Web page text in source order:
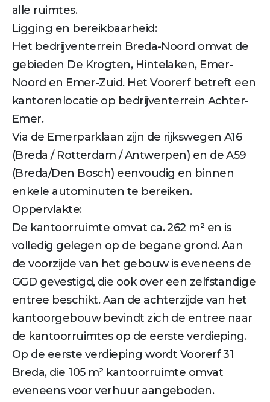
alle ruimtes.
Ligging en bereikbaarheid:
Het bedrijventerrein Breda-Noord omvat de
gebieden De Krogten, Hintelaken, Emer-
Noord en Emer-Zuid. Het Voorerf betreft een
kantorenlocatie op bedrijventerrein Achter-
Emer.
Via de Emerparklaan zijn de rijkswegen A16
(Breda / Rotterdam / Antwerpen) en de A59
(Breda/Den Bosch) eenvoudig en binnen
enkele autominuten te bereiken.
Oppervlakte:
De kantoorruimte omvat ca. 262 m² en is
volledig gelegen op de begane grond. Aan
de voorzijde van het gebouw is eveneens de
GGD gevestigd, die ook over een zelfstandige
entree beschikt. Aan de achterzijde van het
kantoorgebouw bevindt zich de entree naar
de kantoorruimtes op de eerste verdieping.
Op de eerste verdieping wordt Voorerf 31
Breda, die 105 m² kantoorruimte omvat
eveneens voor verhuur aangeboden.